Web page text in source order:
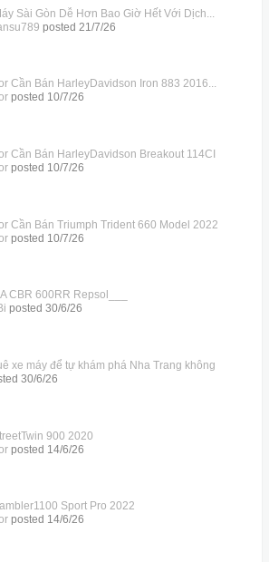
Sài Gòn Dễ Hơn Bao Giờ Hết Với Dịch...
posted 21/7/26
Cần Bán HarleyDavidson Iron 883 2016...
posted 10/7/26
Cần Bán HarleyDavidson Breakout 114CI
posted 10/7/26
Cần Bán Triumph Trident 660 Model 2022
posted 10/7/26
CBR 600RR Repsol___
posted 30/6/26
xe máy để tự khám phá Nha Trang không
30/6/26
900 2020
posted 14/6/26
Sport Pro 2022
posted 14/6/26